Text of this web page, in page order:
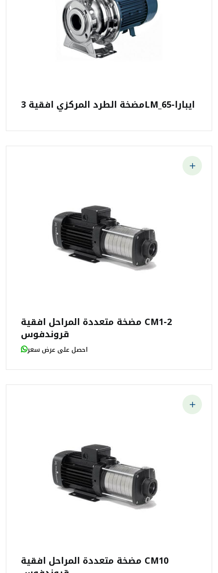
مضخة الطرد المركزي افقية 3LM_65-ايبارا
مضخة متعددة المراحل افقية CM1-2
قروندفوس
احصل على عرض سعر
مضخة متعددة المراحل افقية CM10